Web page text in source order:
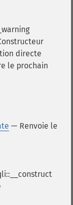
directe
le prochain
— Renvoie le